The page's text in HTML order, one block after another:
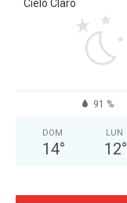
Cielo Claro
91 %
DOM
14°
LUN
12°